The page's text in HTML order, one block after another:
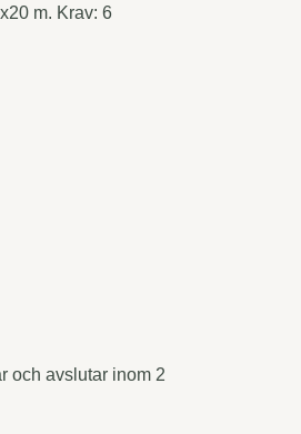
m. Krav: 6
och avslutar inom 2